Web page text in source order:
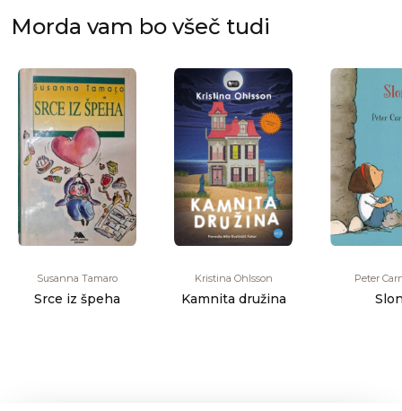
Morda vam bo všeč tudi
Susanna Tamaro
Srce iz špeha
Kristina Ohlsson
Kamnita družina
Peter